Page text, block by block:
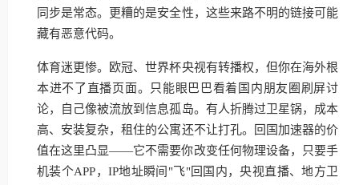
同步是常态。更糟的是安全性，这些来路不明的链接可能
藏有恶意代码。
体育迷更惨。欧冠、世界杯央视有转播权，但你在海外根
本进不了直播页面。只能眼巴巴看着国内朋友圈刷屏讨
论，自己像被流放到信息孤岛。有人折腾过卫星锅，成本
高、安装复杂，租住的公寓还不让打孔。回国加速器的价
值在这里凸显——它不需要你改变任何物理设备，只要手
机装个APP，IP地址瞬间"飞"回国内，央视直播、地方卫